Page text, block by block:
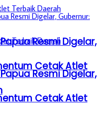
Resmi Digelar,
Cetak Atlet
Resmi Digelar,
Cetak Atlet